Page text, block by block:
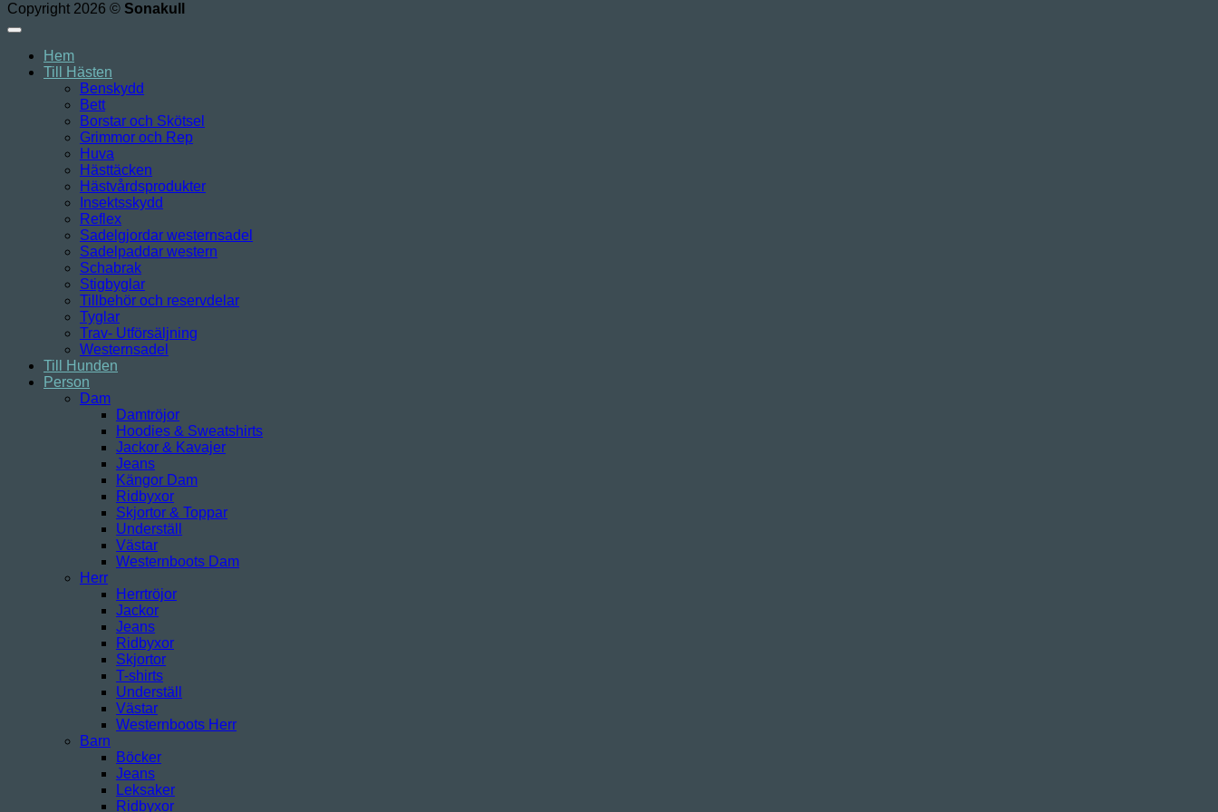
Copyright 2026 © Sonakull
Hem
Till Hästen
Benskydd
Bett
Borstar och Skötsel
Grimmor och Rep
Huva
Hästtäcken
Hästvårdsprodukter
Insektsskydd
Reflex
Sadelgjordar westernsadel
Sadelpaddar western
Schabrak
Stigbyglar
Tillbehör och reservdelar
Tyglar
Trav- Utförsäljning
Westernsadel
Till Hunden
Person
Dam
Damtröjor
Hoodies & Sweatshirts
Jackor & Kavajer
Jeans
Kängor Dam
Ridbyxor
Skjortor & Toppar
Underställ
Västar
Westernboots Dam
Herr
Herrtröjor
Jackor
Jeans
Ridbyxor
Skjortor
T-shirts
Underställ
Västar
Westernboots Herr
Barn
Böcker
Jeans
Leksaker
Ridbyxor